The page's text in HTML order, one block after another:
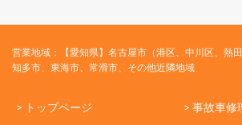
営業地域：【愛知県】名古屋市（港区、中川区、熱
知多市、東海市、常滑市、その他近隣地域
> トップページ
> 事故車修